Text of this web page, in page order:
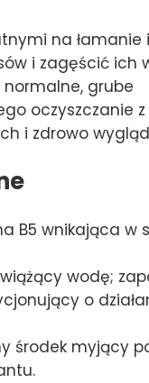
na
i zagęścić ich
normalne, grube
i zdrowo
B5 wnikająca w
wodę;
o
środek myjący